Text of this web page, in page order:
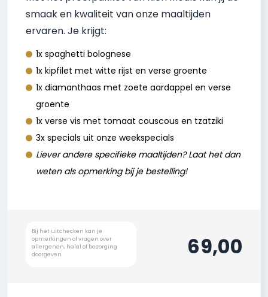
smaak en kwaliteit van onze maaltijden
ervaren. Je krijgt:
1x spaghetti bolognese
1x kipfilet met witte rijst en verse groente
1x diamanthaas met zoete aardappel en verse
groente
1x verse vis met tomaat couscous en tzatziki
3x specials uit onze weekspecials
Liever andere specifieke maaltijden? Laat het dan
weten als opmerking bij je bestelling!
69,00